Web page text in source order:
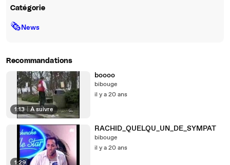
Catégorie
🗞News
Recommandations
1:13 | À suivre
boooo
bibouge
il y a 20 ans
1:29
RACHID_QUELQU_UN_DE_SYMPAT
bibouge
il y a 20 ans